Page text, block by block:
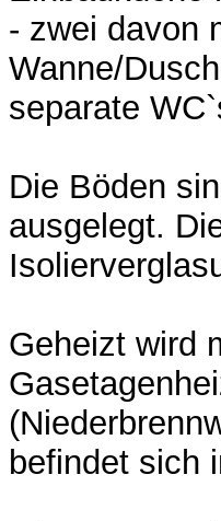
- zwei davon
Wanne/
separate
Die Böden
ausgelegt.
Geheizt wird
befindet sich